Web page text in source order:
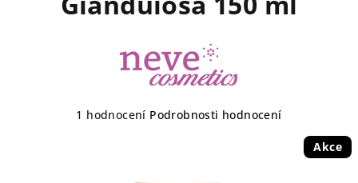
Průměrné
1 hodnocení Podrobnosti hodnocení
Akce